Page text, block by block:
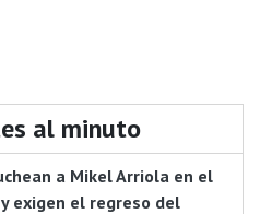
al minuto
a Mikel Arriola en el
exigen el regreso del